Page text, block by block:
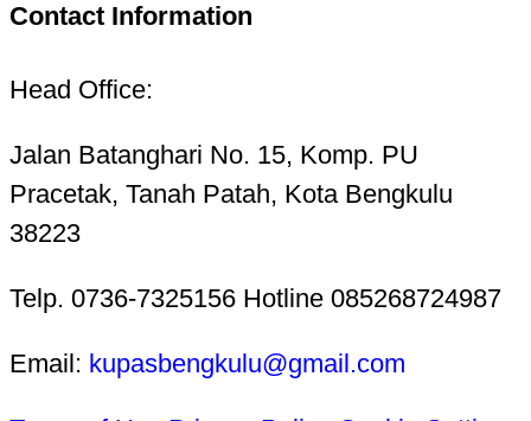
Contact Information
Head Office:
Jalan Batanghari No. 15, Komp. PU
Pracetak, Tanah Patah, Kota Bengkulu
38223
Telp. 0736-7325156 Hotline 085268724987
Email: kupasbengkulu@gmail.com